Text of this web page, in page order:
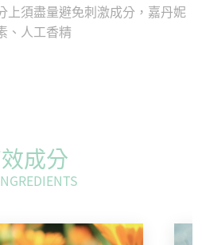
上須盡量避免刺激成分，嘉丹妮
、人工香精
成分